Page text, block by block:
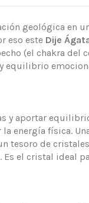
geológica en
eso este Dije
(el chakra
y aportar
energía física.
tesoro de
el cristal ideal